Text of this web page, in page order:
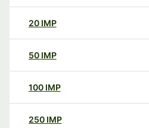
20 IMP
50 IMP
100 IMP
250 IMP